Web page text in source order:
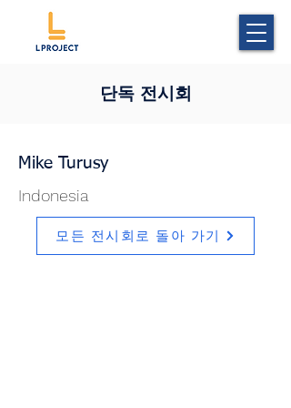
단독 전시회
Mike Turusy
Indonesia
모든 전시회로 돌아 가기